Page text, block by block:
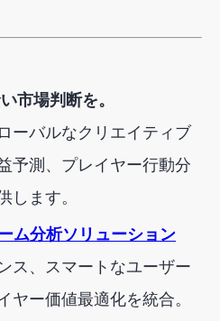
市場判断を。
ーバルなクリエイティブ
予測、プレイヤー行動分
します。
ム分析ソリューション
ス、スマートなユーザー
ー価値最適化を統合。